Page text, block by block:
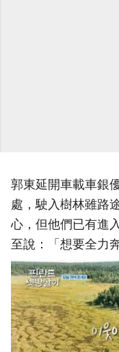
郭東延開車載車銀
處，駛入樹林雖路
心，但他們已有進
至說：「想要全力